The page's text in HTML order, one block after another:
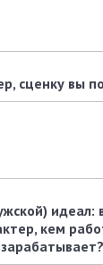
сценку вы
идеал:
кем